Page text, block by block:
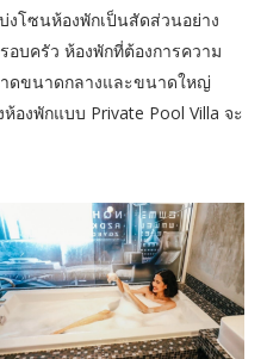
โซนห้องพักเป็นสัดส่วนอย่าง
บครัว ห้องพักที่ต้องการความ
ดขนาดกลางและขนาดใหญ่
องพักแบบ Private Pool Villa จะ